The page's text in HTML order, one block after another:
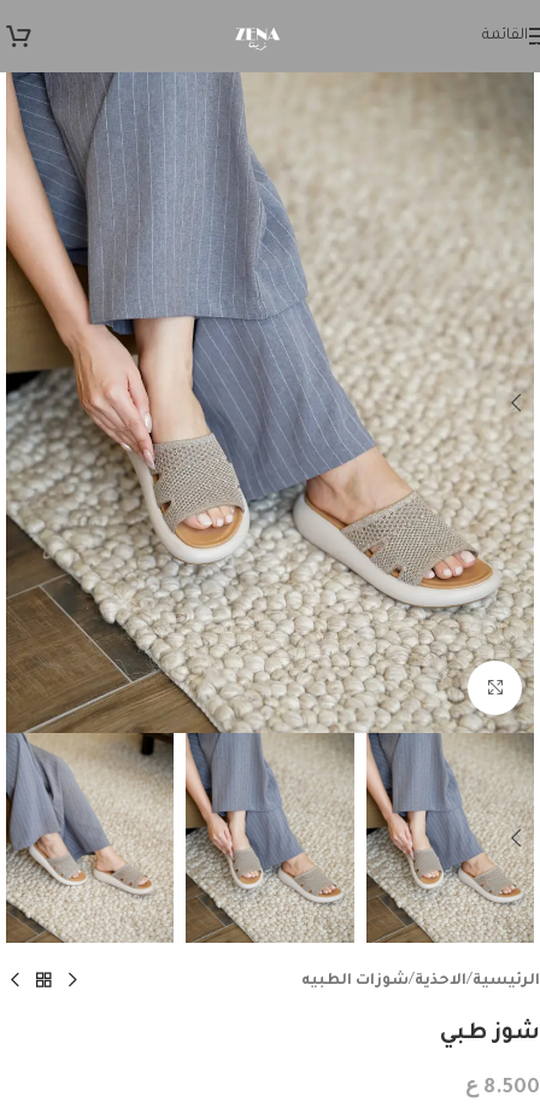
Skip to navigation
القائمة
اضغط للتكبير
الرئيسية/الاحذية/شوزات الطبيه
شوز طبي
8.500 ع